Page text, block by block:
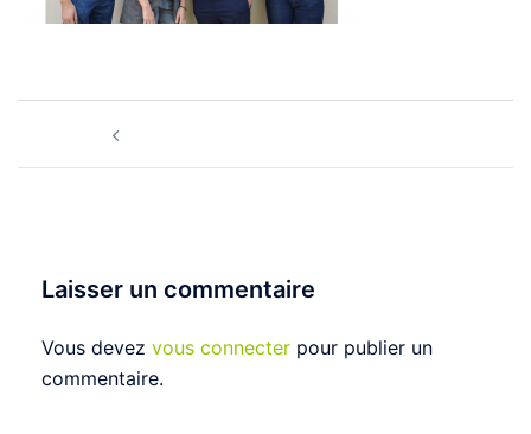
d’article
Laisser un commentaire
Vous devez vous connecter pour publier un
commentaire.